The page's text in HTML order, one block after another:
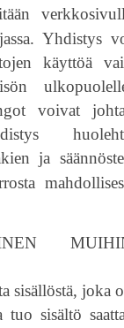
Yhdistys
käyttöä
voivat
ja
sisällöstä, joka
tuo sisältö